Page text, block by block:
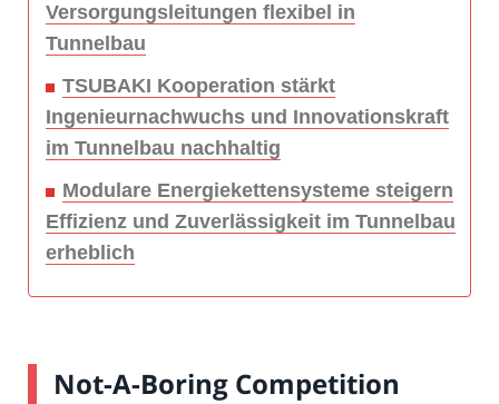
Versorgungsleitungen flexibel in
Tunnelbau
TSUBAKI Kooperation stärkt
Ingenieurnachwuchs und Innovationskraft
im Tunnelbau nachhaltig
Modulare Energiekettensysteme steigern
Effizienz und Zuverlässigkeit im Tunnelbau
erheblich
Not-A-Boring Competition